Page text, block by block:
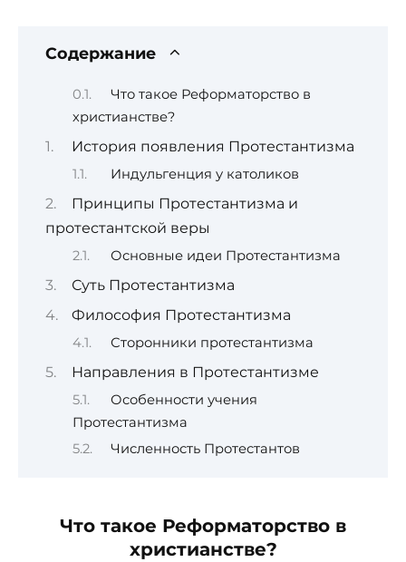
Содержание
Что такое Реформаторство в
христианстве?
История появления Протестантизма
Индульгенция у католиков
Принципы Протестантизма и
протестантской веры
Основные идеи Протестантизма
Суть Протестантизма
Философия Протестантизма
Сторонники протестантизма
Направления в Протестантизме
Особенности учения
Протестантизма
Численность Протестантов
Что такое Реформаторство в
христианстве?